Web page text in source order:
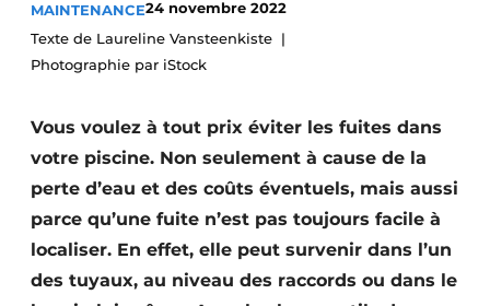
Video’s
MAINTENANCE24 novembre 2022
Texte de Laureline Vansteenkiste
Photographie par iStock
Vous voulez à tout prix éviter les fuites dans
votre piscine. Non seulement à cause de la
perte d’eau et des coûts éventuels, mais aussi
parce qu’une fuite n’est pas toujours facile à
localiser. En effet, elle peut survenir dans l’un
des tuyaux, au niveau des raccords ou dans le